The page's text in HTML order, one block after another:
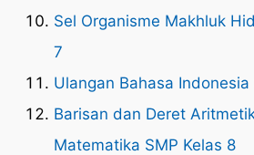
Sel Organisme Makhluk
7
Ulangan Bahasa Indonesia
Barisan dan Deret
Matematika SMP Kelas 8